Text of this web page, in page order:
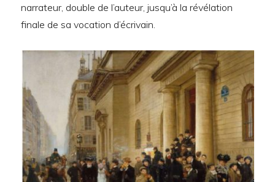
narrateur, double de l’auteur, jusqu’à la révélation
finale de sa vocation d’écrivain.